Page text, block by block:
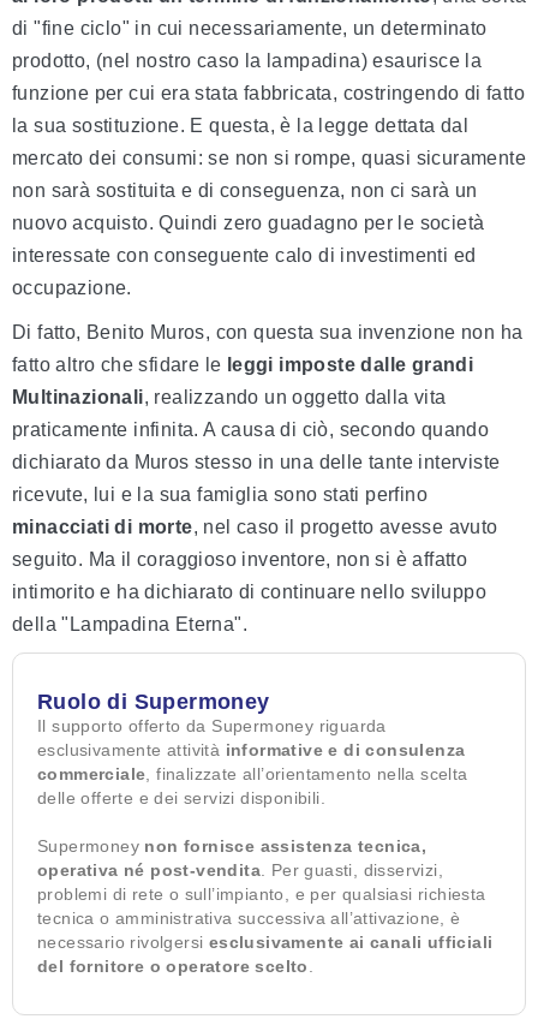
di "fine ciclo" in cui necessariamente, un determinato
prodotto, (nel nostro caso la lampadina) esaurisce la
funzione per cui era stata fabbricata, costringendo di fatto
la sua sostituzione. E questa, è la legge dettata dal
mercato dei consumi: se non si rompe, quasi sicuramente
non sarà sostituita e di conseguenza, non ci sarà un
nuovo acquisto. Quindi zero guadagno per le società
interessate con conseguente calo di investimenti ed
occupazione.
Di fatto, Benito Muros, con questa sua invenzione non ha
fatto altro che sfidare le leggi imposte dalle grandi
Multinazionali, realizzando un oggetto dalla vita
praticamente infinita. A causa di ciò, secondo quando
dichiarato da Muros stesso in una delle tante interviste
ricevute, lui e la sua famiglia sono stati perfino
minacciatidi morte, nel caso il progetto avesse avuto
seguito. Ma il coraggioso inventore, non si è affatto
intimorito e ha dichiarato di continuare nello sviluppo
della "Lampadina Eterna".
Ruolo di Supermoney
Il supporto offerto da Supermoney riguarda
esclusivamente attività informative e di consulenza
commerciale , finalizzate all’orientamento nella scelta
delle offerte e dei servizi disponibili.
Supermoney non fornisce assistenza tecnica,
operativa né post-vendita . Per guasti, disservizi,
problemi di rete o sull’impianto, e per qualsiasi richiesta
tecnica o amministrativa successiva all’attivazione, è
necessario rivolgersi esclusivamente ai canali ufficiali
del fornitore o operatore scelto